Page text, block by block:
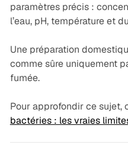
paramètres précis :
l’eau, pH, température et
Une préparation
comme sûre uniquement
fumée.
Pour approfondir ce sujet,
bactéries : les vraies